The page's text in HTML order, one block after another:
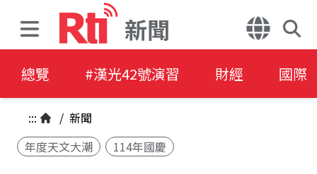
新聞
總覽 #漢光42號演習 財經 國際
::: / 新聞
年度天文大潮
114年國慶